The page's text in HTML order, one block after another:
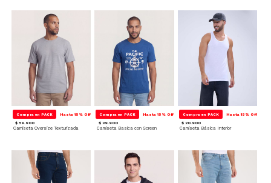
Compra en PACK Hasta 15% Off
$ 59.900
Camiseta Oversize Texturizada
Compra en PACK Hasta 15% Off
$ 39.900
Camiseta Basica con Screen
Compra en PACK Hasta 15% Off
$ 20.900
Camiseta Básica Interior